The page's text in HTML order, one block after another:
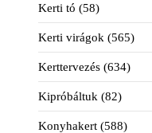
Kerti tó (58)
Kerti virágok (565)
Kerttervezés (634)
Kipróbáltuk (82)
Konyhakert (588)